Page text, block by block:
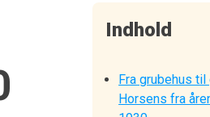
Indhold
Fra grubehus til
Horsens fra